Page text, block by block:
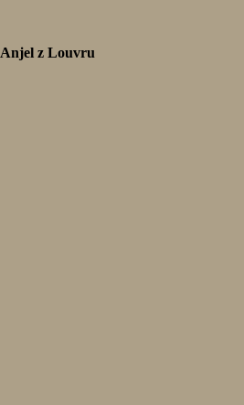
Anjel z Louvru